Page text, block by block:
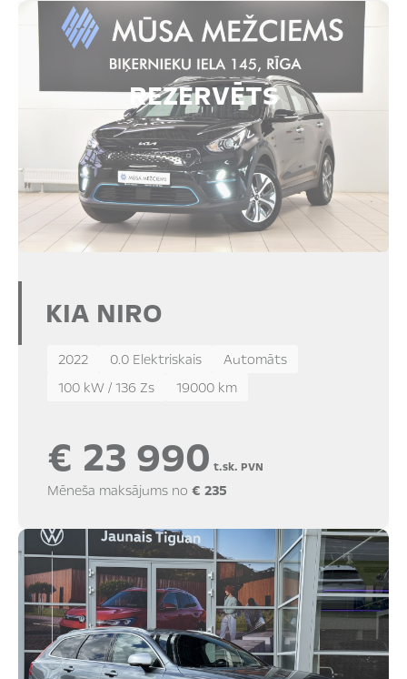
REZERVĒTS
KIA NIRO
2022 0.0 Elektriskais
Automāts
100 kW / 136 Zs
19000 km
€ 23 990t.sk. PVN
Mēneša maksājums no € 235